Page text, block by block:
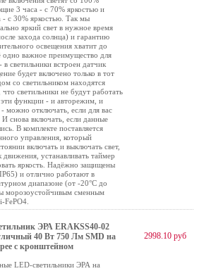
3 часа - с 70% яркостью и
- с 30% яркостью. Так мы
яркий свет в нужное время
захода солнца) и гарантию
освещения хватит до
важное преимущество для
в светильники встроен датчик
будет включено только в тот
со светильником находятся
светильники не будут работать
функции - и авторежим, и
можно отключать, если для вас
снова включать, если данные
В комплекте поставляется
управления, который
включать и выключать свет,
движения, устанавливать таймер
яркость. Надёжно защищены
и отлично работают в
диапазоне (от -20°C до
морозоустойчивым сменным
FePO4.
ЭРА ERAKSS40-02
40 Вт 750 Лм SMD на
с кронштейном
LED-светильники ЭРА на
2998.10 руб